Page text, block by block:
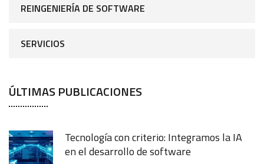
REINGENIERÍA DE SOFTWARE
SERVICIOS
ÚLTIMAS PUBLICACIONES
Tecnología con criterio: Integramos la IA
en el desarrollo de software